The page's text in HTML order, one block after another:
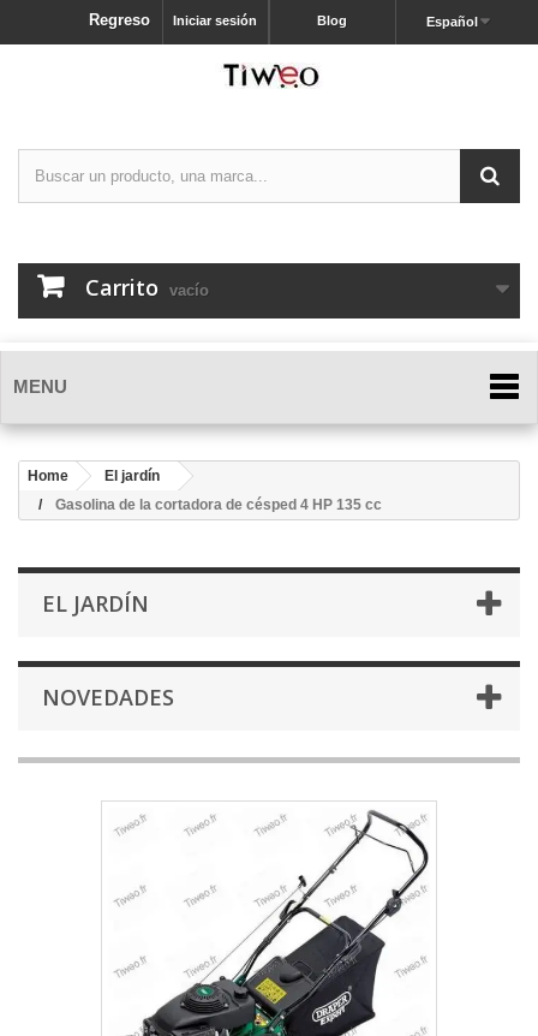
Español
Blog
Iniciar sesión
Regreso
Carrito vacío
MENU
Home
El jardín
Gasolina de la cortadora de césped 4 HP 135 cc
EL JARDÍN
NOVEDADES